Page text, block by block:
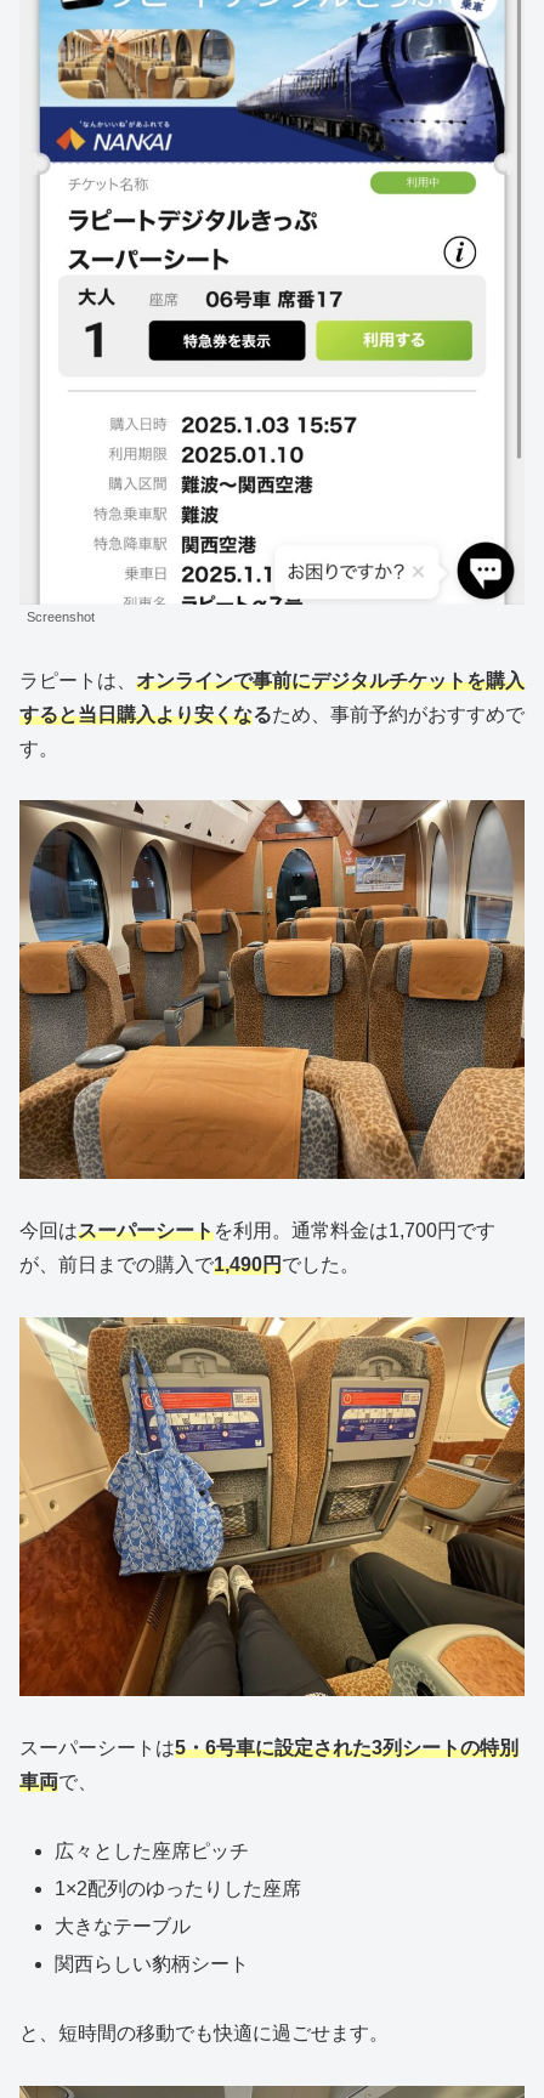
Screenshot
ラピートは、 オンラインで事前にデジタルチケットを購入
すると当日購入より安くなるため、事前予約がおすすめで
す。
今回はスーパーシートを利用。通常料金は1,700円です
が、前日までの購入で1,490円でした。
スーパーシートは5・6号車に設定された3列シートの特別
車両で、
広々とした座席ピッチ
1×2配列のゆったりした座席
大きなテーブル
関西らしい豹柄シート
と、短時間の移動でも快適に過ごせます。